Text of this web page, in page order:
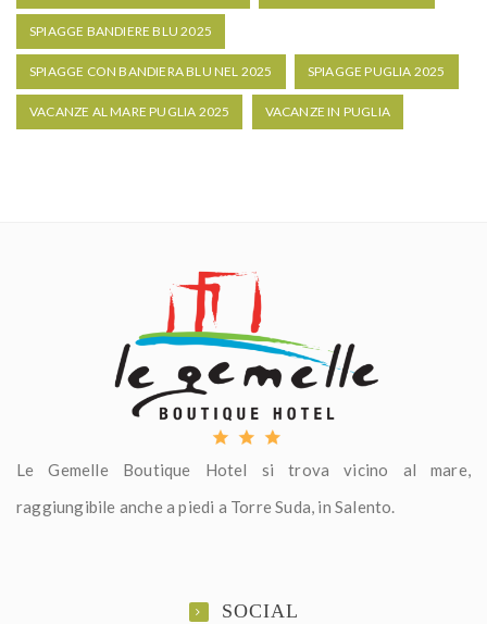
SPIAGGE BANDIERE BLU 2025
SPIAGGE CON BANDIERA BLU NEL 2025 SPIAGGE PUGLIA 2025
VACANZE AL MARE PUGLIA 2025 VACANZE IN PUGLIA
Le Gemelle Boutique Hotel si trova vicino al mare,
raggiungibile anche a piedi a Torre Suda, in Salento.
SOCIAL